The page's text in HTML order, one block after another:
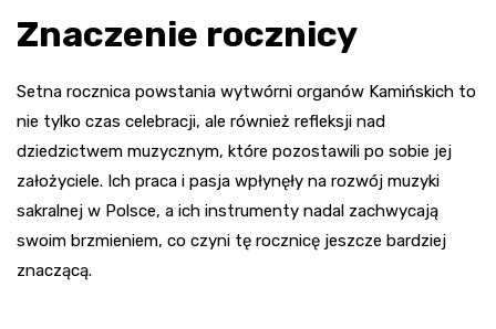
Znaczenie rocznicy
Setna rocznica powstania wytwórni organów Kamińskich to
nie tylko czas celebracji, ale również refleksji nad
dziedzictwem muzycznym, które pozostawili po sobie jej
założyciele. Ich praca i pasja wpłynęły na rozwój muzyki
sakralnej w Polsce, a ich instrumenty nadal zachwycają
swoim brzmieniem, co czyni tę rocznicę jeszcze bardziej
znaczącą.